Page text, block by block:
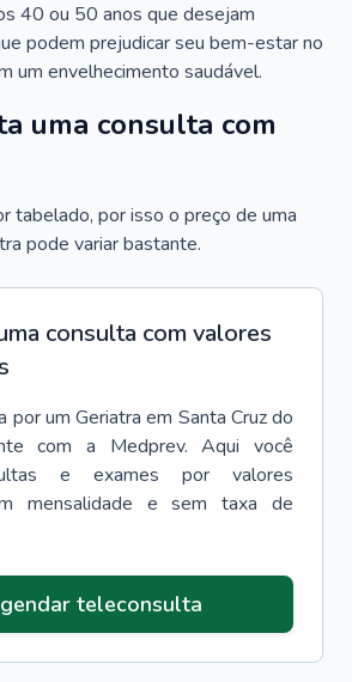
40 ou 50 anos que desejam
podem prejudicar seu bem-estar no
um envelhecimento saudável.
uma consulta com
tabelado, por isso o preço de uma
pode variar bastante.
consulta com valores
por um Geriatra em Santa Cruz do
com a Medprev. Aqui você
e exames por valores
mensalidade e sem taxa de
teleconsulta